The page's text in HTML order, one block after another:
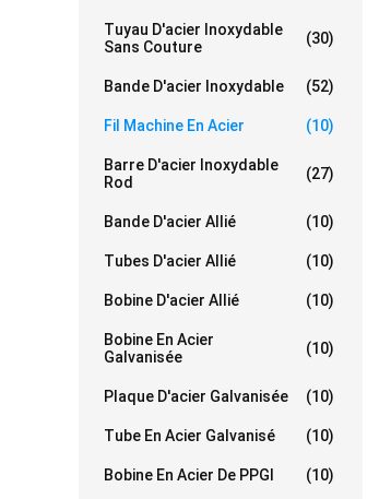
Tuyau D'acier Inoxydable
Sans Couture
(30)
Bande D'acier Inoxydable (52)
Fil Machine En Acier (10)
Barre D'acier Inoxydable
Rod
(27)
Bande D'acier Allié (10)
Tubes D'acier Allié (10)
Bobine D'acier Allié (10)
Bobine En Acier
Galvanisée
(10)
Plaque D'acier Galvanisée (10)
Tube En Acier Galvanisé (10)
Bobine En Acier De PPGI (10)